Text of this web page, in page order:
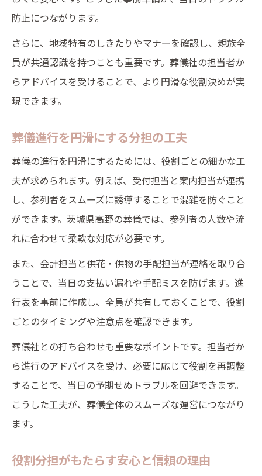
防止につながります。
さらに、地域特有のしきたりやマナーを確認し、親族全
員が共通認識を持つことも重要です。葬儀社の担当者か
らアドバイスを受けることで、より円滑な役割決めが実
現できます。
葬儀進行を円滑にする分担の工夫
葬儀の進行を円滑にするためには、役割ごとの細かな工
夫が求められます。例えば、受付担当と案内担当が連携
し、参列者をスムーズに誘導することで混雑を防ぐこと
ができます。茨城県高野の葬儀では、参列者の人数や流
れに合わせて柔軟な対応が必要です。
また、会計担当と供花・供物の手配担当が連絡を取り合
うことで、当日の支払い漏れや手配ミスを防げます。進
行表を事前に作成し、全員が共有しておくことで、役割
ごとのタイミングや注意点を確認できます。
葬儀社との打ち合わせも重要なポイントです。担当者か
ら進行のアドバイスを受け、必要に応じて役割を再調整
することで、当日の予期せぬトラブルを回避できます。
こうした工夫が、葬儀全体のスムーズな運営につながり
ます。
役割分担がもたらす安心と信頼の理由